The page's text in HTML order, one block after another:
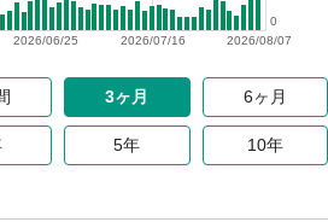
2026/08/07
2026/07/16
2026/06/25
0
3ヶ月 6ヶ月
5年 10年